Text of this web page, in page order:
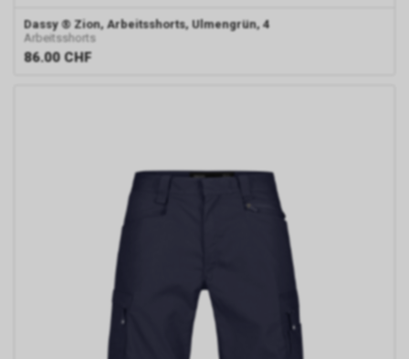
Dassy ® Zion, Arbeitsshorts, Ulmengrün, 4
Arbeitsshorts
86.00 CHF